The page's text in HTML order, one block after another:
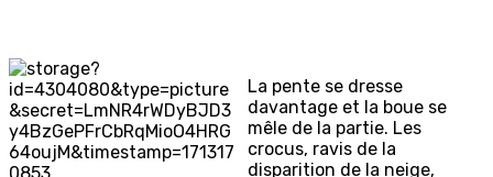
La pente se dresse
davantage et la boue se
mêle de la partie. Les
crocus, ravis de la
disparition de la neige,